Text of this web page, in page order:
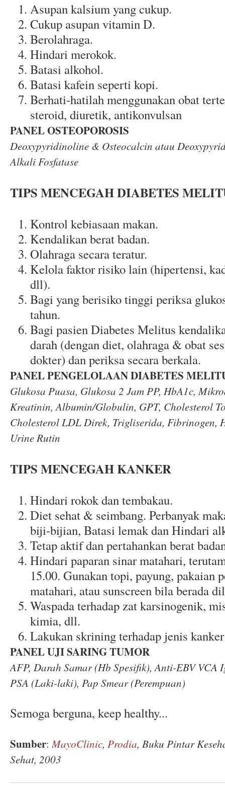
Asupan kalsium yang cukup.
Cukup asupan vitamin D.
Berolahraga.
Hindari merokok.
Batasi alkohol.
Batasi kafein seperti kopi.
Berhati-hatilah menggunakan obat
steroid, diuretik, antikonvulsan
PANEL OSTEOPOROSIS
Deoxypyridinoline & Osteocalcin atau
Alkali Fosfatase
TIPS MENCEGAH DIABETES
Kontrol kebiasaan makan.
Kendalikan berat badan.
Olahraga secara teratur.
Kelola faktor risiko lain (hipertensi,
dll).
Bagi yang berisiko tinggi periksa
tahun.
Bagi pasien Diabetes Melitus
darah (dengan diet, olahraga & obat
dokter) dan periksa secara berkala.
PANEL PENGELOLAAN DIABETES
Glukosa Puasa, Glukosa 2 Jam PP, HbA1c,
Kreatinin, Albumin/Globulin, GPT, Cholesterol
Cholesterol LDL Direk, Trigliserida, Fibrinogen,
Urine Rutin
TIPS MENCEGAH KANKER
Hindari rokok dan tembakau.
Diet sehat & seimbang. Perbanyak
biji-bijian, Batasi lemak dan Hindari
Tetap aktif dan pertahankan berat
Hindari paparan sinar matahari,
15.00. Gunakan topi, payung, pakaian
matahari, atau sunscreen bila berada
Waspada terhadap zat karsinogenik,
kimia, dll.
Lakukan skrining terhadap jenis
PANEL UJI SARING TUMOR
AFP, Darah Samar (Hb Spesifik), Anti-EBV VCA
PSA (Laki-laki), Pap Smear (Perempuan)
Semoga berguna, keep healthy...
Sumber:MayoClinic, Prodia, Buku Pintar
Sehat, 2003